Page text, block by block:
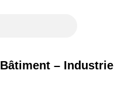
Bâtiment – Industrie